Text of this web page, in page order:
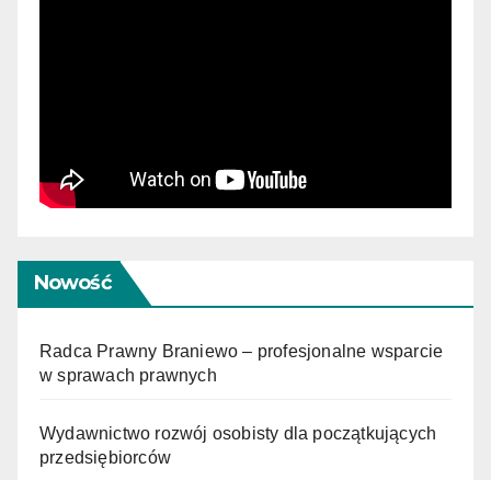
Nowość
Radca Prawny Braniewo – profesjonalne wsparcie
w sprawach prawnych
Wydawnictwo rozwój osobisty dla początkujących
przedsiębiorców